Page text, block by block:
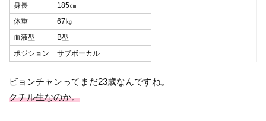
身長
185㎝
体重
67㎏
血液型
B型
ポジション
サブボーカル
ビョンチャンってまだ23歳なんですね。
クチル生なのか。